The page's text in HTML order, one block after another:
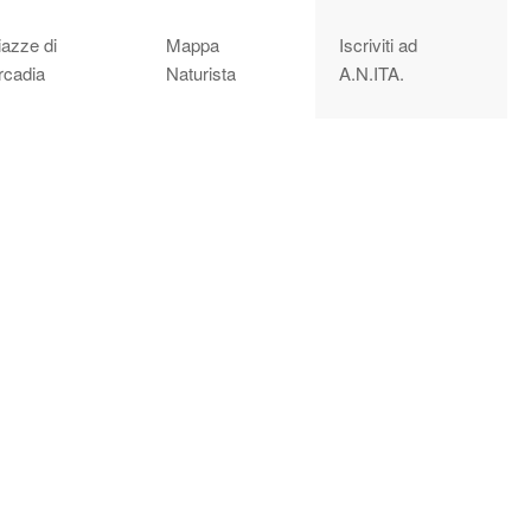
di
Mappa
Naturista
Iscriviti ad
A.N.ITA.